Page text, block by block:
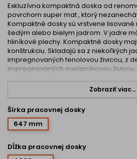
Exkluzívna kompaktná doska od
povrchom super mat , ktorý
Kompaktné dosky sú vrstvene lisované
šedým alebo bielym jadrom. V jadre
hliníkové plechy. Kompaktné dosky
konštrukciu. Skladajú sa z niekoľkých
impregnovaných fenolovou živicou, z
impregnovaných melamínovou živicou
Máme profesionálnu technológiu na
na mieru aj s výrezmi. Neváhajte a
nobio@nobio.sk alebo na 032 321 77 11
Vlastnosti kompaktných dosiek:
odolnosť proti pôsobeniu vlhkosti a
Zobraziť viac...
Šírka pracovnej dosky
647 mm
Dĺžka pracovnej dosky